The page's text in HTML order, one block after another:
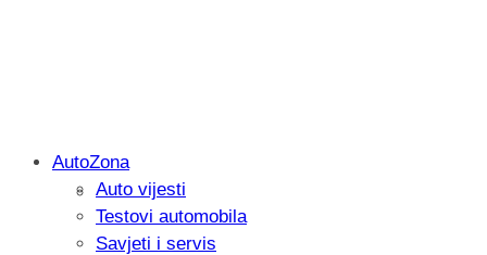
Savjetujemo: Što učiniti kada vaš
AutoZona
Auto vijesti
Testovi automobila
Savjeti i servis